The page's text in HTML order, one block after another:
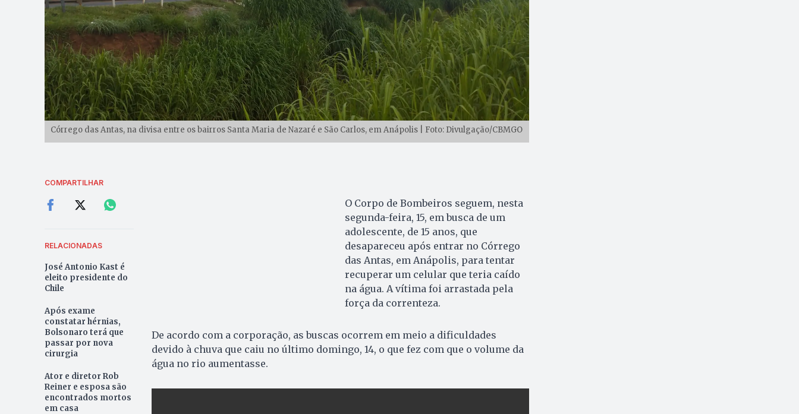
Córrego das Antas, na divisa entre os bairros Santa Maria de Nazaré e São Carlos, em Anápolis | Foto: Divulgação/CBMGO
COMPARTILHAR
RELACIONADAS
José Antonio Kast é
eleito presidente do
Chile
Após exame
constatar hérnias,
Bolsonaro terá que
passar por nova
cirurgia
Ator e diretor Rob
Reiner e esposa são
encontrados mortos
em casa
O Corpo de Bombeiros seguem, nesta
segunda-feira, 15, em busca de um
adolescente, de 15 anos, que
desapareceu após entrar no Córrego
das Antas, em Anápolis, para tentar
recuperar um celular que teria caído
na água. A vítima foi arrastada pela
força da correnteza.
De acordo com a corporação, as buscas ocorrem em meio a dificuldades
devido à chuva que caiu no último domingo, 14, o que fez com que o volume da
água no rio aumentasse.